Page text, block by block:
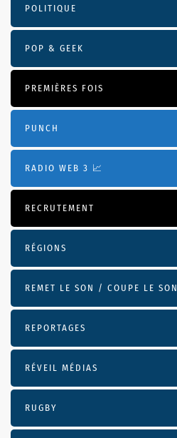
POLITIQUE
POP & GEEK
PREMIÈRES FOIS
PUNCH
RADIO WEB 3 📈
RECRUTEMENT
RÉGIONS
REMET LE SON / COUPE LE SON
REPORTAGES
RÉVEIL MÉDIAS
RUGBY